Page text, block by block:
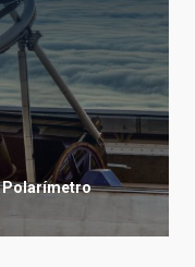
Polarímetro